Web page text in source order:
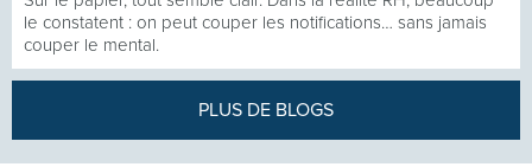
le constatent : on peut couper les notifications… sans jamais
couper le mental.
PLUS DE BLOGS